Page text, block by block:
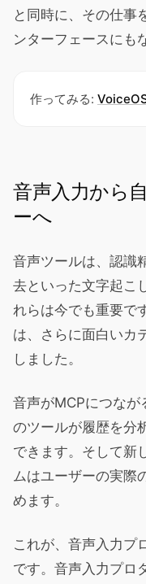
と同時に、その仕事
ンターフェースにも
作ってみる:
音声入力から
ーへ
音声ツールは、認識
去といった文字起こ
れらは今でも重要で
は、さらに面白いカ
しました。
音声がMCPにつなが
のツールが履歴を分
できます。そして新
ムはユーザーの実際
めます。
これが、音声入力プ
です。音声入力プロ